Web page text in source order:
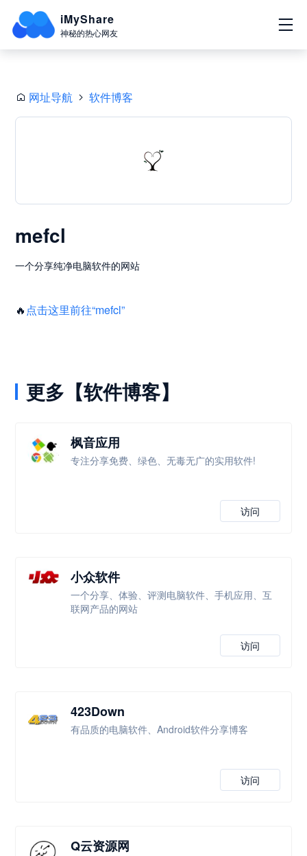
iMyShare
神秘的热心网友
网址导航 软件博客
mefcl
一个分享纯净电脑软件的网站
🔥 点击这里前往“mefcl”
更多【软件博客】
枫音应用
专注分享免费、绿色、无毒无广的实用软件!
访问
小众软件
一个分享、体验、评测电脑软件、手机应用、互
联网产品的网站
访问
423Down
有品质的电脑软件、Android软件分享博客
访问
Q云资源网